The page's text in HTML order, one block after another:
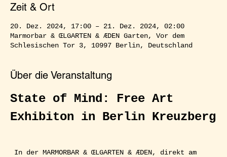
Zeit & Ort
20. Dez. 2024, 17:00 – 21. Dez. 2024, 02:00
Marmorbar & ŒLGARTEN & ÆDEN Garten, Vor dem
Schlesischen Tor 3, 10997 Berlin, Deutschland
Über die Veranstaltung
State of Mind: Free Art
Exhibiton in Berlin Kreuzberg